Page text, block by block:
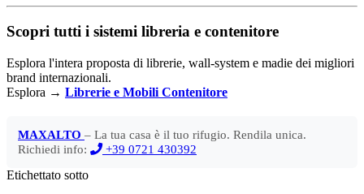
Scopri tutti i sistemi libreria e contenitore
Esplora l'intera proposta di librerie, wall-system e madie dei migliori
brand internazionali.
Esplora → Librerie e Mobili Contenitore
MAXALTO – La tua casa è il tuo rifugio. Rendila unica.
Richiedi info:
+39 0721 430392
Etichettato sotto